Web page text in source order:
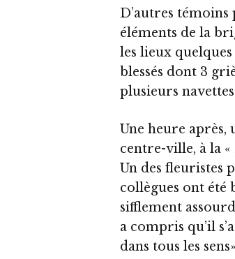
D’autres témoins
éléments de la
les lieux
blessés dont 3
plusieurs
Une heure après,
centre-ville, à la
Un des fleuristes
collègues ont été
sifflement
a compris qu’il
dans tous les